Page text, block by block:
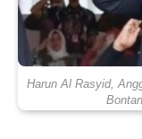
Harun Al Rasyid,